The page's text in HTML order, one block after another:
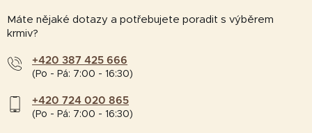
Máte nějaké dotazy a potřebujete poradit s výběrem
krmiv?
+420 387 425 666
(Po - Pá: 7:00 - 16:30)
+420 724 020 865
(Po - Pá: 7:00 - 16:30)